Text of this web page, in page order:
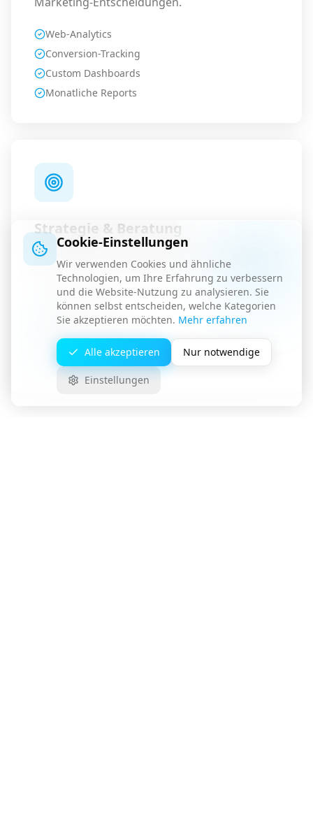
Web-Analytics
Conversion-Tracking
Custom Dashboards
Monatliche Reports
Strategie & Beratung
Ganzheitliche Marketingstrategie abgestimmt
auf Ihre Unternehmensziele.
Marktanalyse
Wettbewerbsanalyse
Zielgruppen-Definition
Roadmap-Planung
Cookie-Einstellungen
Wir verwenden Cookies und ähnliche
Technologien, um Ihre Erfahrung zu verbessern
und die Website-Nutzung zu analysieren. Sie
können selbst entscheiden, welche Kategorien
Sie akzeptieren möchten. Mehr erfahren
Alle akzeptieren Nur notwendige
Einstellungen